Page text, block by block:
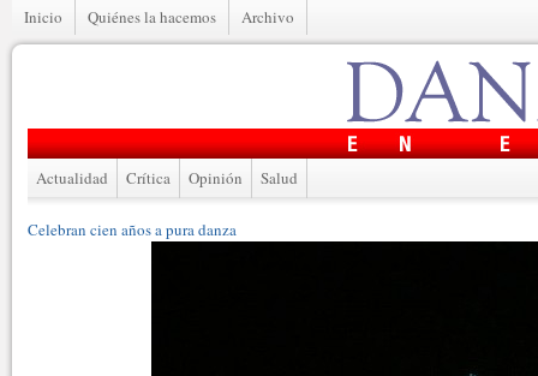
Inicio Quiénes la hacemos Archivo
Actualidad Crítica Opinión Salud
Celebran cien años a pura danza